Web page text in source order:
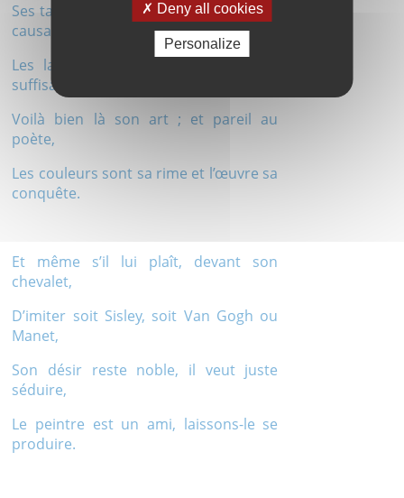
Ses tableaux sont muets et pourtant si
causants,
Les langages sans mot sont parfois
suffisants,
Voilà bien là son art ; et pareil au
poète,
Les couleurs sont sa rime et l’œuvre sa
conquête.
Et même s’il lui plaît, devant son
chevalet,
D’imiter soit Sisley, soit Van Gogh ou
Manet,
Son désir reste noble, il veut juste
séduire,
Le peintre est un ami, laissons-le se
produire.
Deny all cookies
Personalize